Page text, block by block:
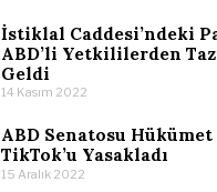
İstiklal Caddesi’ndeki
ABD’li Yetkililerden
Geldi
14 Kasım 2022
ABD Senatosu Hükümet
TikTok’u Yasakladı
15 Aralık 2022